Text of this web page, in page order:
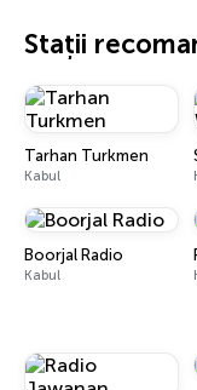
Stații
Tarhan Turkmen
Kabul
Boorjal Radio
Kabul